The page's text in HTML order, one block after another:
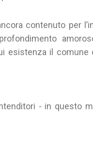
contenuto per
esistenza il comune
- in questo